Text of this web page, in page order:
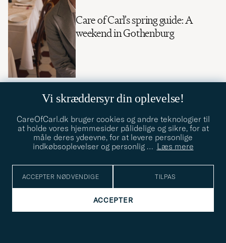
Care of Carl’s spring guide: A
weekend in Gothenburg
Burberry – Leverandør under første
Vi skræddersyr din oplevelse!
CareOfCarl.dk bruger cookies og andre teknologier til
at holde vores hjemmesider pålidelige og sikre, for at
måle deres ydeevne, for at levere personlige
indkøbsoplevelser og personlig … Læs mere
ACCEPTER NØDVENDIGE TILPAS
ACCEPTER